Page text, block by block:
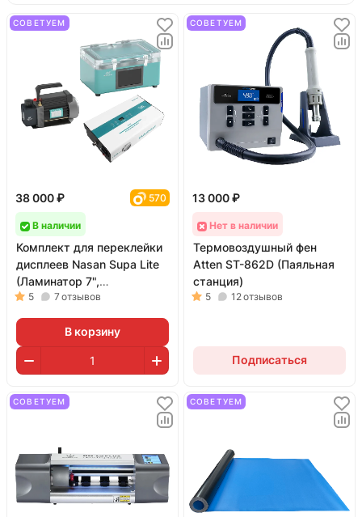
СОВЕТУЕМ
38 000 ₽ 570
В наличии
Комплект для переклейки
дисплеев Nasan Supa Lite
(Ламинатор 7",
барокамера B2+ и помпа
RS1)
5 7 отзывов
В корзину
СОВЕТУЕМ
13 000 ₽
Нет в наличии
Термовоздушный фен
Atten ST-862D (Паяльная
станция)
5 12отзывов
Подписаться
СОВЕТУЕМ СОВЕТУЕМ